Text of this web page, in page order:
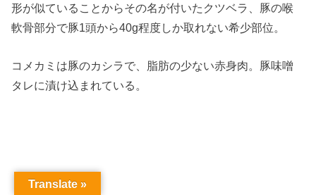
形が似ていることからその名が付いたクツベラ、豚の喉
軟骨部分で豚1頭から40g程度しか取れない希少部位。
コメカミは豚のカシラで、脂肪の少ない赤身肉。豚味噌
タレに漬け込まれている。
Translate »